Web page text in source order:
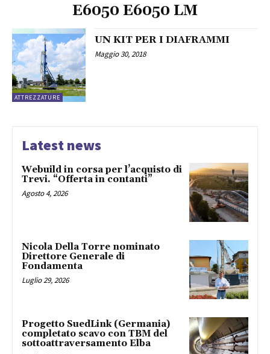
E6050 E6050 LM
ATTREZZATURE
UN KIT PER I DIAFRAMMI
Maggio 30, 2018
Latest news
Webuild in corsa per l’acquisto di
Trevi. “Offerta in contanti”
Agosto 4, 2026
Nicola Della Torre nominato
Direttore Generale di
Fondamenta
Luglio 29, 2026
Progetto SuedLink (Germania)
completato scavo con TBM del
sottoattraversamento Elba